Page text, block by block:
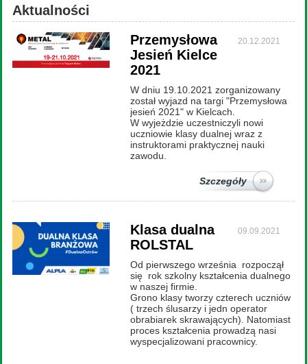
Aktualności
Przemysłowa
Jesień Kielce
2021
20.12.2021
W dniu 19.10.2021 zorganizowany
został wyjazd na targi "Przemysłowa
jesień 2021" w Kielcach.
W wyjeżdzie uczestniczyli nowi
uczniowie klasy dualnej wraz z
instruktorami praktycznej nauki
zawodu.
Szczegóły
Klasa dualna
ROLSTAL
09.09.2021
Od pierwszego września rozpoczął
się rok szkolny kształcenia dualnego
w naszej firmie.
Grono klasy tworzy czterech uczniów
( trzech ślusarzy i jedn operator
obrabiarek skrawających). Natomiast
proces kształcenia prowadzą nasi
wyspecjalizowani pracownicy.